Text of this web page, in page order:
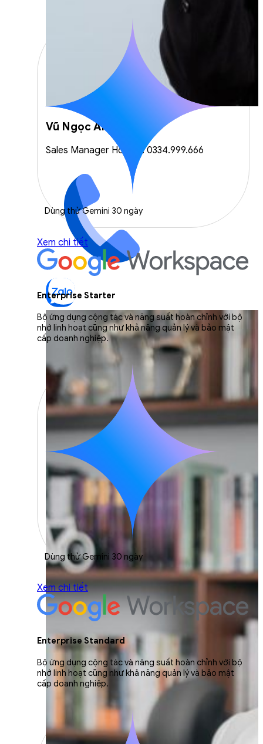
Vũ Ngọc Anh
Sales Manager Hotline: 0334.999.666
Dùng thử Gemini 30 ngày
Xem chi tiết
Enterprise Starter
Bộ ứng dụng cộng tác và năng suất hoàn chỉnh với bộ
nhớ linh hoạt cũng như khả năng quản lý và bảo mật
cấp doanh nghiệp.
Dùng thử Gemini 30 ngày
Xem chi tiết
Enterprise Standard
Bộ ứng dụng cộng tác và năng suất hoàn chỉnh với bộ
nhớ linh hoạt cũng như khả năng quản lý và bảo mật
cấp doanh nghiệp.